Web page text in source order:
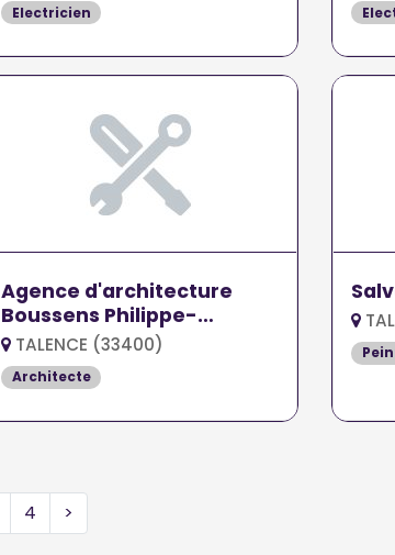
Electricien
Agence d'architecture
Boussens Philippe-
Emmanuel
TALENCE (33400)
Architecte
4 >